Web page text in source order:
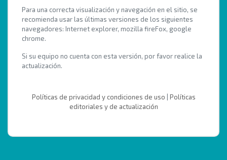
Para una correcta visualización y navegación en el sitio, se
recomienda usar las últimas versiones de los siguientes
navegadores: Internet explorer, mozilla fireFox, google
chrome.
Si su equipo no cuenta con esta versión, por favor realice la
actualización.
Políticas de privacidad y condiciones de uso
Políticas
editoriales y de actualización